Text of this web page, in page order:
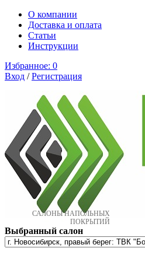
О компании
Доставка и оплата
Cтатьи
Инструкции
Избранное: 0
Вход /Регистрация
САЛОНЫ НАПОЛЬНЫХ
ПОКРЫТИЙ
Выбранный салон